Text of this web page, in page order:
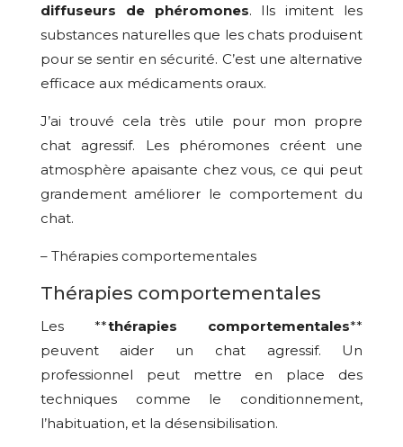
diffuseurs de phéromones. Ils imitent les
substances naturelles que les chats produisent
pour se sentir en sécurité. C’est une alternative
efficace aux médicaments oraux.
J’ai trouvé cela très utile pour mon propre
chat agressif. Les phéromones créent une
atmosphère apaisante chez vous, ce qui peut
grandement améliorer le comportement du
chat.
– Thérapies comportementales
Thérapies comportementales
Les **thérapies comportementales**
peuvent aider un chat agressif. Un
professionnel peut mettre en place des
techniques comme le conditionnement,
l’habituation, et la désensibilisation.